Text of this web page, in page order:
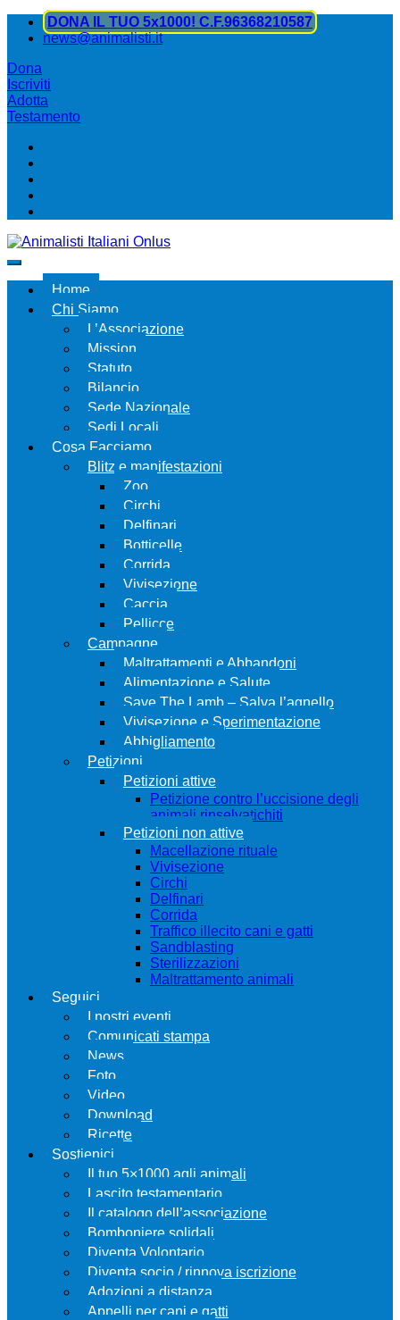
DONA IL TUO 5x1000! C.F.96368210587
news@animalisti.it
Dona
Iscriviti
Adotta
Testamento
Home
Chi Siamo
L’Associazione
Mission
Statuto
Bilancio
Sede Nazionale
Sedi Locali
Cosa Facciamo
Blitz e manifestazioni
Zoo
Circhi
Delfinari
Botticelle
Corrida
Vivisezione
Caccia
Pellicce
Campagne
Maltrattamenti e Abbandoni
Alimentazione e Salute
Save The Lamb – Salva l’agnello
Vivisezione e Sperimentazione
Abbigliamento
Petizioni
Petizioni attive
Petizione contro l’uccisione degli
animali rinselvatichiti
Petizioni non attive
Macellazione rituale
Vivisezione
Circhi
Delfinari
Corrida
Traffico illecito cani e gatti
Sandblasting
Sterilizzazioni
Maltrattamento animali
Seguici
I nostri eventi
Comunicati stampa
News
Foto
Video
Download
Ricette
Sostienici
Il tuo 5×1000 agli animali
Lascito testamentario
Il catalogo dell’associazione
Bomboniere solidali
Diventa Volontario
Diventa socio / rinnova iscrizione
Adozioni a distanza
Appelli per cani e gatti